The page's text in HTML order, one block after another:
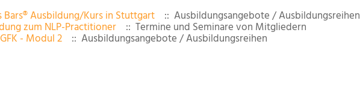
Bars® Ausbildung/Kurs in Stuttgart :: Ausbildungsangebote / Ausbildungsreihen
zum NLP-Practitioner :: Termine und Seminare von Mitgliedern
- Modul 2 :: Ausbildungsangebote / Ausbildungsreihen